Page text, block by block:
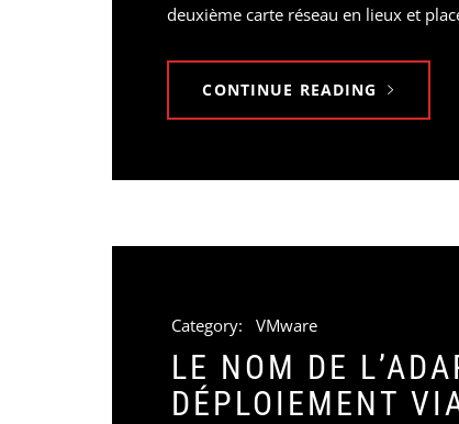
deuxième carte réseau en lieux et
CONTINUE READING
Category: VMware
LE NOM DE
DÉPLOIEMENT